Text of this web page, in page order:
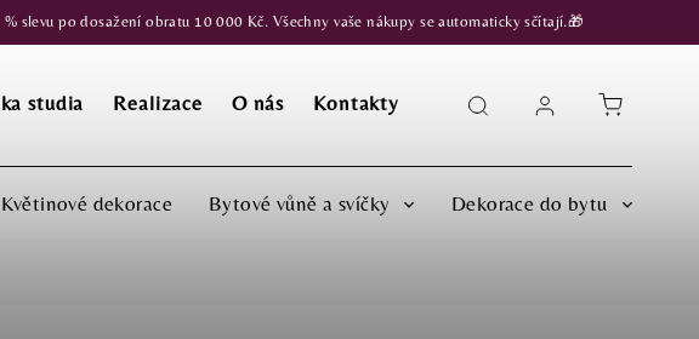
studia Realizace O nás Kontakty
Květinové dekorace Bytové vůně a svíčky Dekorace do bytu
slevu po dosažení obratu 10 000 Kč. Všechny vaše nákupy se automaticky sčítají.🎁